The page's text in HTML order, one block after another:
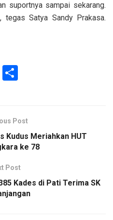
suportnya sampai sekarang.
tegas Satya Sandy Prakasa.
C
Li e
Post
Kudus Meriahkan HUT
ke 78
Post
Kades di Pati Terima SK